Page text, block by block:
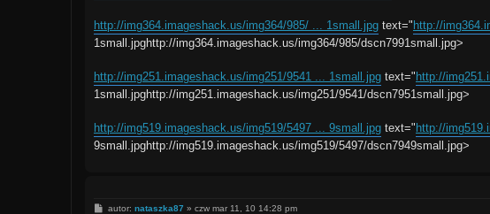
http://img364.imageshack.us/img364/985/ ... 1small.jpg text=" http://
1small.jpghttp://img364.imageshack.us/img364/985/dscn7991small.jpg>
http://img251.imageshack.us/img251/9541 ... 1small.jpg text=" http://
1small.jpghttp://img251.imageshack.us/img251/9541/dscn7951small.jpg>
http://img519.imageshack.us/img519/5497 ... 9small.jpg text=" http://
9small.jpghttp://img519.imageshack.us/img519/5497/dscn7949small.jpg>
Pautor: nataszka87 » czw mar 11, 10 14:28 pm